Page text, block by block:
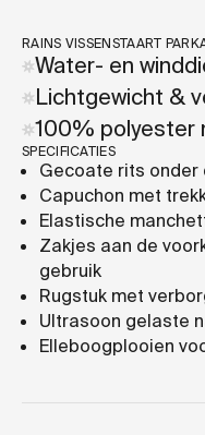
RAINS VISSENSTAART
Water- en
Lichtgewicht &
100% polyester
SPECIFICATIES
Gecoate rits onder
Capuchon met
Elastische
Zakjes aan de
gebruik
Rugstuk met
Ultrasoon gelaste
Elleboogplooien